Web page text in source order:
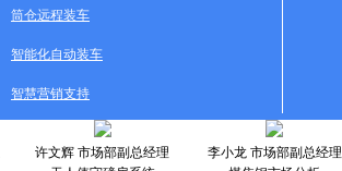
筒仓远程装车
智能化自动装车
智慧营销支持
许文辉 市场部副总经理
李小龙 市场部副总经理